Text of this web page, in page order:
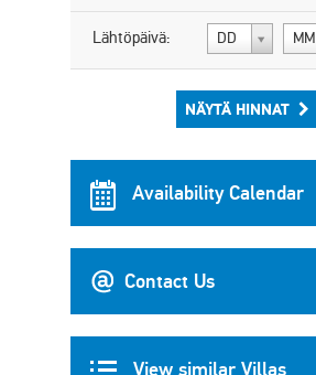
Lähtöpäivä: DD MM
NÄYTÄ HINNAT
Availability Calendar
Contact Us
View similar Villas